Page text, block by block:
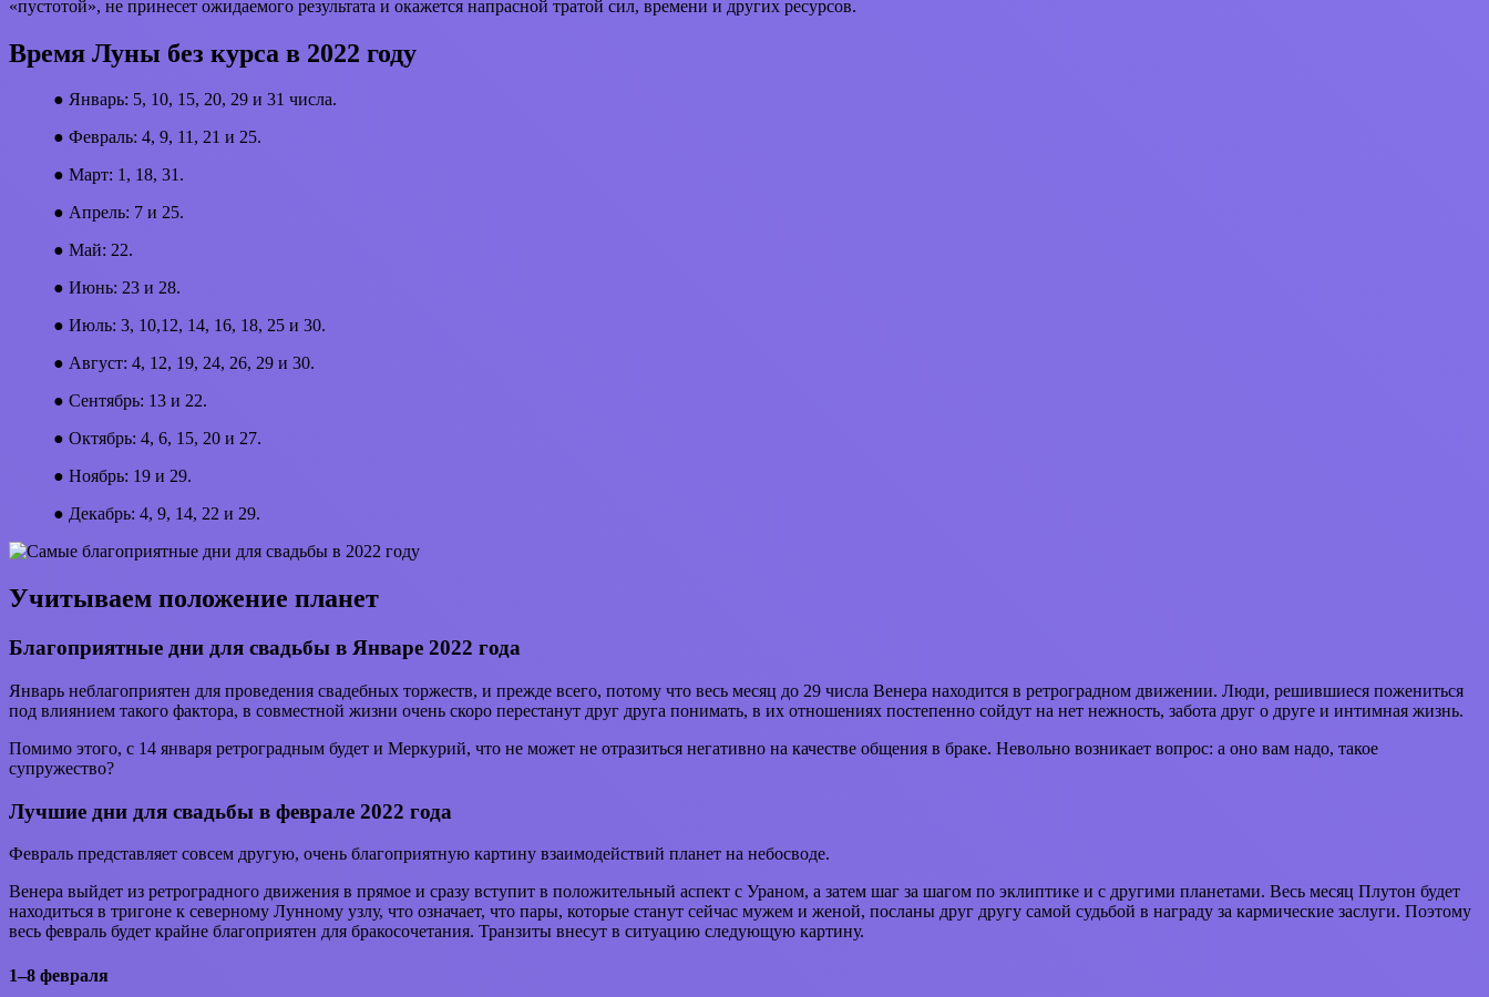
«пустотой», не принесет ожидаемого результата и окажется напрасной тратой сил, времени и других ресурсов.
Время Луны без курса в 2022 году
● Январь: 5, 10, 15, 20, 29 и 31 числа.
● Февраль: 4, 9, 11, 21 и 25.
● Март: 1, 18, 31.
● Апрель: 7 и 25.
● Май: 22.
● Июнь: 23 и 28.
● Июль: 3, 10,12, 14, 16, 18, 25 и 30.
● Август: 4, 12, 19, 24, 26, 29 и 30.
● Сентябрь: 13 и 22.
● Октябрь: 4, 6, 15, 20 и 27.
● Ноябрь: 19 и 29.
● Декабрь: 4, 9, 14, 22 и 29.
Учитываем положение планет
Благоприятные дни для свадьбы в Январе 2022 года
Январь неблагоприятен для проведения свадебных торжеств, и прежде всего, потому что весь месяц до 29 числа Венера находится в ретроградном движении. Люди, решившиеся пожениться
под влиянием такого фактора, в совместной жизни очень скоро перестанут друг друга понимать, в их отношениях постепенно сойдут на нет нежность, забота друг о друге и интимная жизнь.
Помимо этого, с 14 января ретроградным будет и Меркурий, что не может не отразиться негативно на качестве общения в браке. Невольно возникает вопрос: а оно вам надо, такое
супружество?
Лучшие дни для свадьбы в феврале 2022 года
Февраль представляет совсем другую, очень благоприятную картину взаимодействий планет на небосводе.
Венера выйдет из ретроградного движения в прямое и сразу вступит в положительный аспект с Ураном, а затем шаг за шагом по эклиптике и с другими планетами. Весь месяц Плутон будет
находиться в тригоне к северному Лунному узлу, что означает, что пары, которые станут сейчас мужем и женой, посланы друг другу самой судьбой в награду за кармические заслуги. Поэтому
весь февраль будет крайне благоприятен для бракосочетания. Транзиты внесут в ситуацию следующую картину.
1–8 февраля